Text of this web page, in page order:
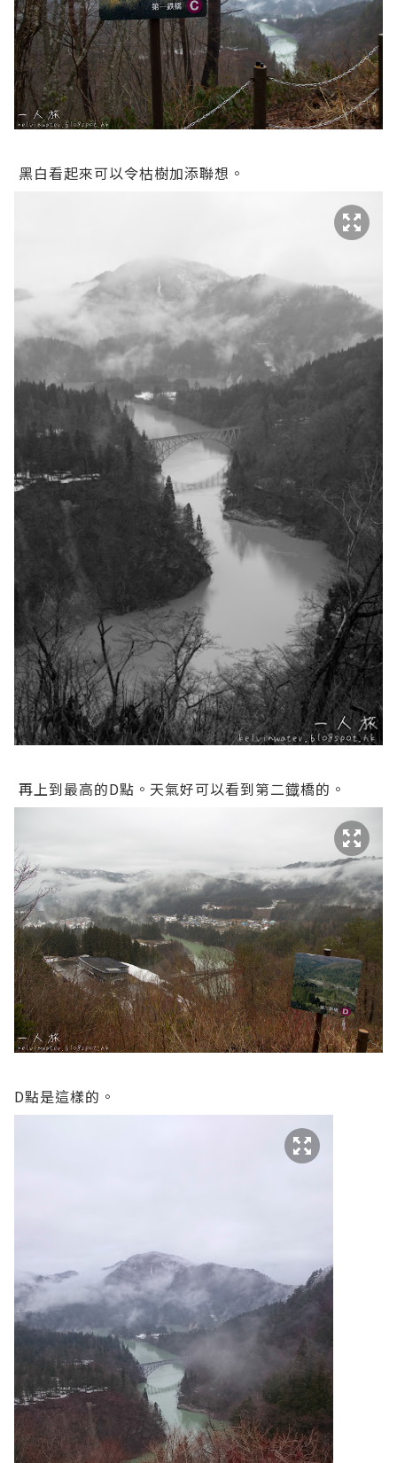
黑白看起來可以令枯樹加添聯想。
再上到最高的D點。天氣好可以看到第二鐡橋的。
D點是這樣的。